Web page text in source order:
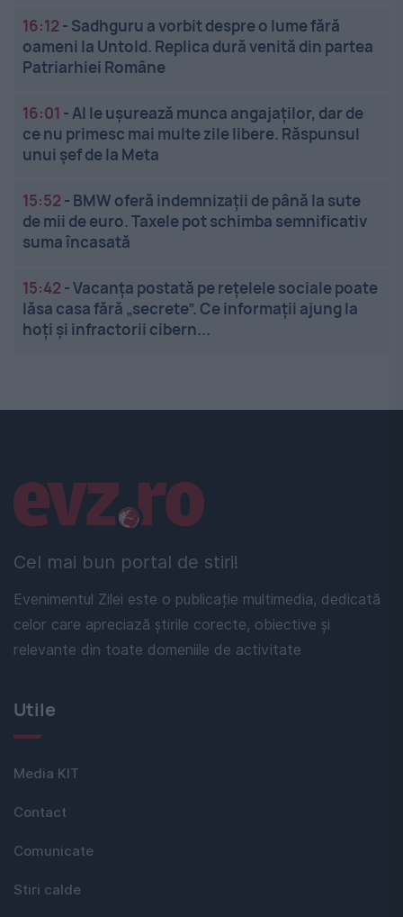
16:12 - Sadhguru a vorbit despre o lume fără
oameni la Untold. Replica dură venită din partea
Patriarhiei Române
16:01 -AI le ușurează munca angajaților, dar de
ce nu primesc mai multe zile libere. Răspunsul
unui șef de la Meta
15:52 - BMW oferă indemnizații de până la sute
de mii de euro. Taxele pot schimba semnificativ
suma încasată
15:42 -Vacanța postată pe rețelele sociale poate
lăsa casa fără „secrete”. Ce informații ajung la
hoți și infractorii cibern...
Cel mai bun portal de stiri!
Evenimentul Zilei este o publicație multimedia, dedicată
celor care apreciază știrile corecte, obiective și
relevante din toate domeniile de activitate
Linkuri utile
Utile
Media KIT
Contact
Comunicate
Stiri calde